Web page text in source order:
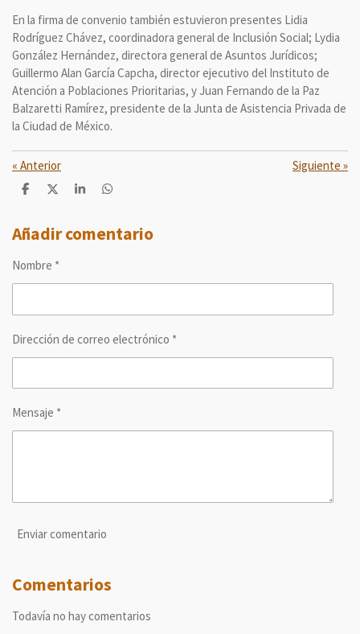
En la firma de convenio también estuvieron presentes Lidia
Rodríguez Chávez, coordinadora general de Inclusión Social; Lydia
González Hernández, directora general de Asuntos Jurídicos;
Guillermo Alan García Capcha, director ejecutivo del Instituto de
Atención a Poblaciones Prioritarias, y Juan Fernando de la Paz
Balzaretti Ramírez, presidente de la Junta de Asistencia Privada de
la Ciudad de México.
« Anterior Siguiente »
C
p
a
t
C
p
a
C
p
a
C
p
a
Añadir comentario
Nombre *
Dirección de correo electrónico *
Mensaje *
Enviar comentario
Comentarios
Todavía no hay comentarios